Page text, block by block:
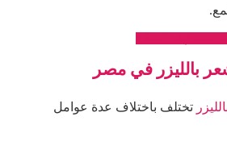
بالليزر في مصر
تختلف باختلاف عدة عوامل